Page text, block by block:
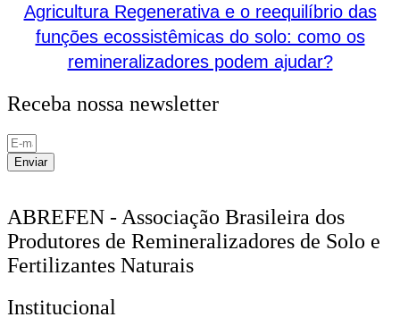
Agricultura Regenerativa e o reequilíbrio das
funções ecossistêmicas do solo: como os
remineralizadores podem ajudar?
Receba nossa newsletter
Enviar
ABREFEN - Associação Brasileira dos
Produtores de Remineralizadores de Solo e
Fertilizantes Naturais
Institucional